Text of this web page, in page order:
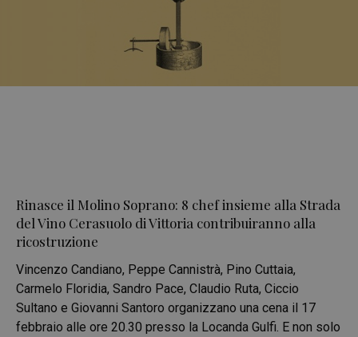
Rinasce il Molino Soprano: 8 chef insieme alla Strada
del Vino Cerasuolo di Vittoria contribuiranno alla
ricostruzione
Vincenzo Candiano, Peppe Cannistrà, Pino Cuttaia,
Carmelo Floridia, Sandro Pace, Claudio Ruta, Ciccio
Sultano e Giovanni Santoro organizzano una cena il 17
febbraio alle ore 20.30 presso la Locanda Gulfi. E non solo